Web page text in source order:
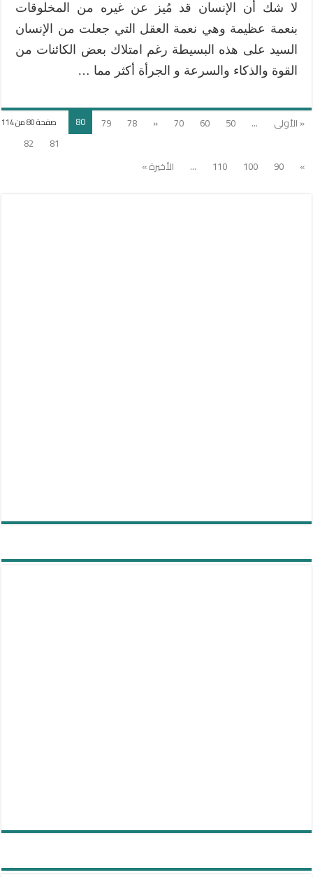
لا شك أن الإنسان قد مُيز عن غيره من المخلوقات
بنعمة عظيمة وهي نعمة العقل التي جعلت من الإنسان
السيد على هذه البسيطة رغم امتلاك بعض الكائنات من
القوة والذكاء والسرعة و الجرأة أكثر مما …
صفحة 80 من 114 « الأولى ...
50
60
70
«
78
79
80
81
82
»
90
100
110
... الأخيرة »